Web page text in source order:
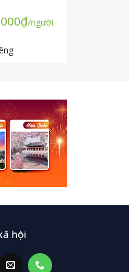
₫Giá
hiện
/người
hội